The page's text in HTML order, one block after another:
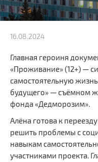
Версия
Сайт
16.08.2024
Главная героиня
«Проживание» (12+) —
самостоятельную
будущего» — съёмном
фонда «Дедморозим».
Алёна готова к
решить проблемы с
навыкам
участниками проекта.